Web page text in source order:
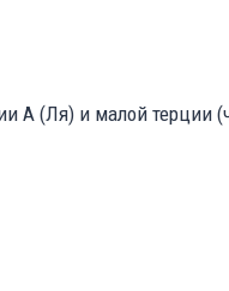
A (Ля) и малой терции